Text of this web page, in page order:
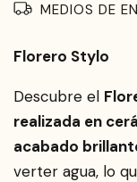
MEDIOS DE
Florero Stylo
Descubre el
realizada en
acabado
verter agua, lo